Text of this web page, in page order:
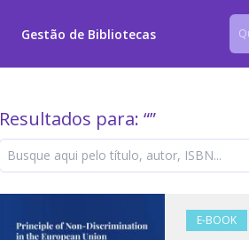
Gestão de Bibliotecas
Resultados para: “”
E-BOOK